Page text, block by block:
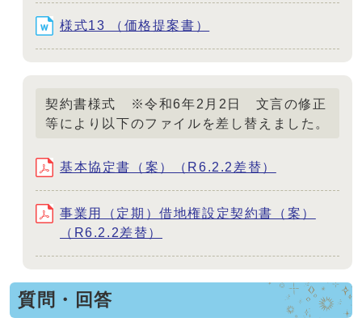
様式13 （価格提案書）
契約書様式 ※令和6年2月2日 文言の修正
等により以下のファイルを差し替えました。
基本協定書（案）（R6.2.2差替）
事業用（定期）借地権設定契約書（案）
（R6.2.2差替）
質問・回答